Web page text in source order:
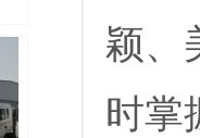
颖、
时掌